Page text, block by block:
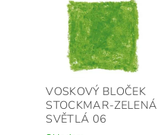
VOSKOVÝ BLOČEK
STOCKMAR-ZELENÁ
SVĚTLÁ 06